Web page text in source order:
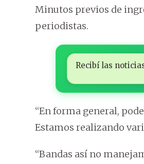
Minutos previos de
periodistas.
Recibí las
“En forma general,
Estamos realizando
“Bandas así no